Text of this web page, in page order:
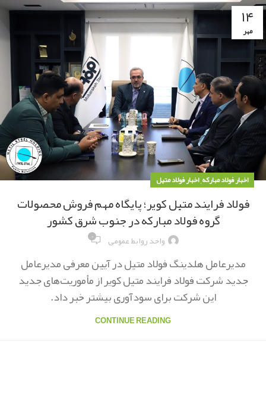
۱۴
مهر
اخبار فولاد مبارکه,اخبار فولاد متیل
فولاد فرایند متیل کویر؛ پایگاه مهم فروش محصولات
گروه فولاد مبارکه در جنوب شرق کشور
واحد روابط عمومی ۰
مدیرعامل هلدینگ فولاد متیل در آیین معرفی مدیرعامل
جدید شرکت فولاد فرایند متیل کویر از مأموریت‌های جدید
این شرکت برای سودآوری بیشتر خبر داد.
CONTINUE READING